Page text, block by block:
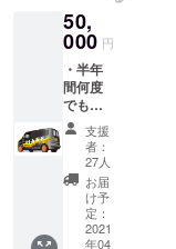
ご利用
いただ
けま
す。
（この
クーポ
ンは公
式通販
サイト
でのみ
ご利用
いただ
けま
50,
000 円
・半年
間何度
でも使
える通
販カ
レー
30%OF
Fクーポ
ン 1
度のご
支援
者：
27人
お届
け予
定：
2021
年04